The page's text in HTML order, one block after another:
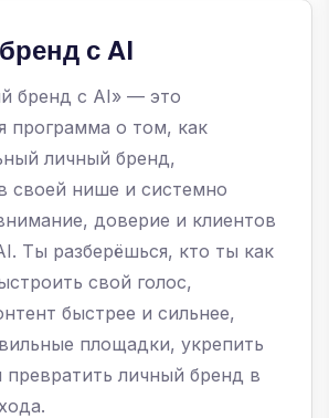
с AI
бренд с AI» — это
программа о том, как
личный бренд,
своей нише и системно
доверие и клиентов
Ты разберёшься, кто ты как
свой голос,
быстрее и сильнее,
площадки, укрепить
личный бренд в